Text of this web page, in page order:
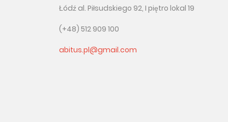
Łódź al. Piłsudskiego 92, I piętro lokal 19
(+48) 512 909 100
abitus.pl@gmail.com